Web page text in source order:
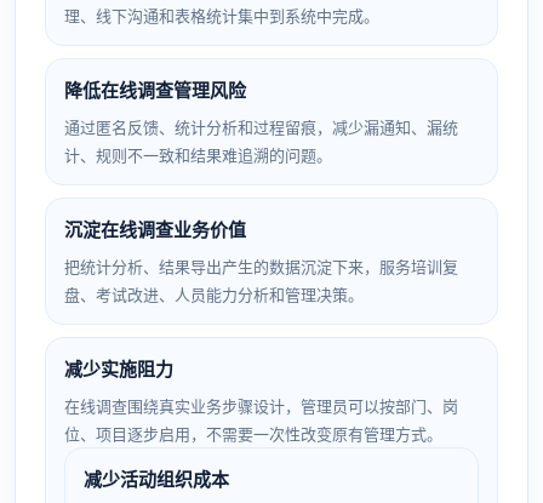
理、线下沟通和表格统计集中到系统中完成。
降低在线调查管理风险
通过匿名反馈、统计分析和过程留痕，减少漏通知、漏统
计、规则不一致和结果难追溯的问题。
沉淀在线调查业务价值
把统计分析、结果导出产生的数据沉淀下来，服务培训复
盘、考试改进、人员能力分析和管理决策。
减少实施阻力
在线调查围绕真实业务步骤设计，管理员可以按部门、岗
位、项目逐步启用，不需要一次性改变原有管理方式。
减少活动组织成本